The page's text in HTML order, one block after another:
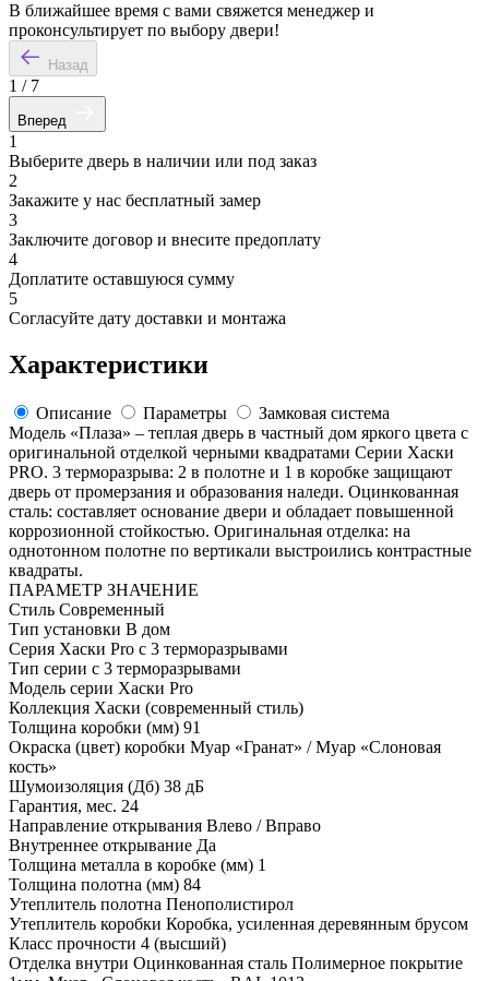
В ближайшее время с вами свяжется менеджер и
проконсультирует по выбору двери!
Назад
1 / 7
Вперед
1
Выберите дверь в наличии или под заказ
2
Закажите у нас бесплатный замер
3
Заключите договор и внесите предоплату
4
Доплатите оставшуюся сумму
5
Согласуйте дату доставки и монтажа
Характеристики
Описание Параметры
Замковая система
Модель «Плаза» – теплая дверь в частный дом яркого цвета с
оригинальной отделкой черными квадратами Серии Хаски
PRO. 3 терморазрыва: 2 в полотне и 1 в коробке защищают
дверь от промерзания и образования наледи. Оцинкованная
сталь: составляет основание двери и обладает повышенной
коррозионной стойкостью. Оригинальная отделка: на
однотонном полотне по вертикали выстроились контрастные
квадраты.
ПАРАМЕТР ЗНАЧЕНИЕ
Стиль Современный
Тип установки В дом
Серия Хаски Pro с 3 терморазрывами
Тип серии с 3 терморазрывами
Модель серии Хаски Pro
Коллекция Хаски (современный стиль)
Толщина коробки (мм) 91
Окраска (цвет) коробки Муар «Гранат» / Муар «Слоновая
кость»
Шумоизоляция (Дб) 38 дБ
Гарантия, мес. 24
Направление открывания Влево / Вправо
Внутреннее открывание Да
Толщина металла в коробке (мм) 1
Толщина полотна (мм) 84
Утеплитель полотна Пенополистирол
Утеплитель коробки Коробка, усиленная деревянным брусом
Класс прочности 4 (высший)
Отделка внутри Оцинкованная сталь Полимерное покрытие